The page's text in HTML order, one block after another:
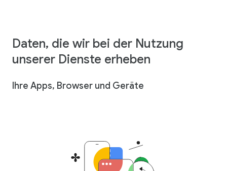
Daten, die wir bei der Nutzung
unserer Dienste erheben
Ihre Apps, Browser und Geräte